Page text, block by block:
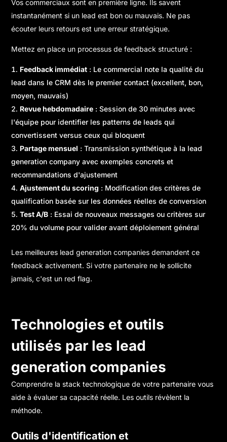
Vos commerciaux sont en première ligne. Ils savent
instantanément si un lead est bon ou mauvais. Ne pas
écouter leurs retours est une erreur stratégique.
Mettez en place un processus de feedback structuré :
Feedback immédiat : Le commercial note la qualité du
lead dans le CRM dès le premier contact (excellent, bon,
moyen, mauvais)
Revue hebdomadaire : Session de 30 minutes avec
l'équipe pour identifier les patterns de leads qui
convertissent versus ceux qui bloquent
Partage mensuel : Transmission synthétique à la lead
generation company avec exemples concrets et
recommandations d'ajustement
Ajustement du scoring : Modification des critères de
qualification basée sur les données réelles de conversion
Test A/B : Essai de nouveaux messages ou critères sur
20% du volume pour valider avant déploiement général
Les meilleures lead generation companies demandent ce
feedback activement. Si votre partenaire ne le sollicite
jamais, c'est un red flag.
Technologies et outils
utilisés par les lead
generation companies
Comprendre la stack technologique de votre partenaire vous
aide à évaluer sa capacité réelle. Les outils révèlent la
méthode.
Outils d'identification et